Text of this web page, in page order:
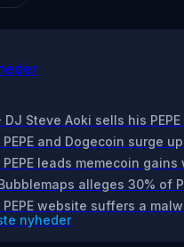
Steve Aoki sells his
and Dogecoin surge
leads memecoin
alleges 30%
website suffers a
nyheder